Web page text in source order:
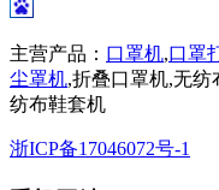
主营产品： 口罩机,口罩
尘罩机,折叠口罩机,无
纺布鞋套机
浙ICP备17046072号-1